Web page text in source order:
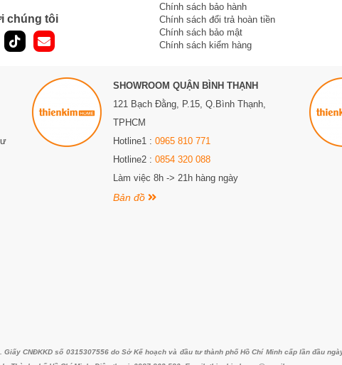
chúng tôi
Chính sách bảo hành
Chính sách đổi trả hoàn tiền
Chính sách bảo mật
Chính sách kiểm hàng
SHOWROOM QUẬN BÌNH THẠNH
121 Bạch Đằng, P.15, Q.Bình Thạnh,
TPHCM
Hotline1 : 0965 810 771
Hotline2 : 0854 320 088
Làm việc 8h -> 21h hàng ngày
Bản đồ
Giấy CNĐKKD số 0315307556 do Sở Kế hoạch và đầu tư thành phố Hồ Chí Minh cấp lần đầu